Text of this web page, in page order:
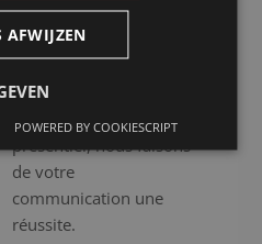
que votre événement se
déroule sans accrocs.
Que vous organisiez
des réunions virtuelles,
hybrides ou en
présentiel, nous faisons
de votre
communication une
réussite.
AFWIJZEN
POWERED BY COOKIESCRIPT